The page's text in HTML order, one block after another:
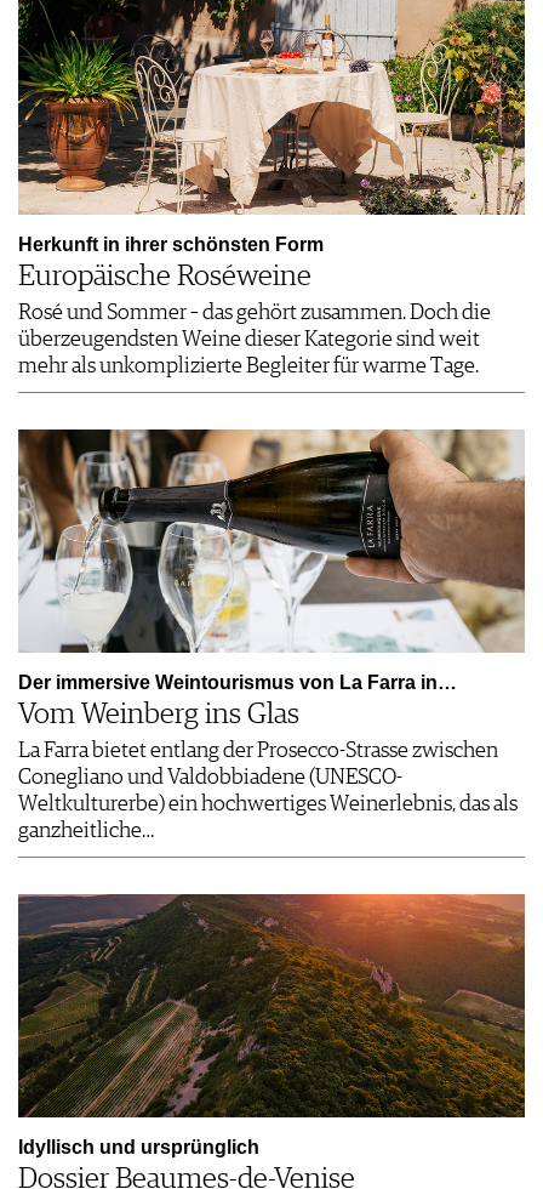
Herkunft in ihrer schönsten Form
Europäische Roséweine
Rosé und Sommer – das gehört zusammen. Doch die
überzeugendsten Weine dieser Kategorie sind weit
mehr als unkomplizierte Begleiter für warme Tage.
Der immersive Weintourismus von La Farra in…
Vom Weinberg ins Glas
La Farra bietet entlang der Prosecco-Strasse zwischen
Conegliano und Valdobbiadene (UNESCO-
Weltkulturerbe) ein hochwertiges Weinerlebnis, das als
ganzheitliche…
Idyllisch und ursprünglich
Dossier Beaumes-de-Venise